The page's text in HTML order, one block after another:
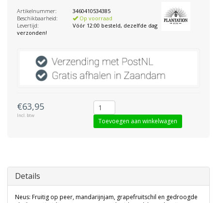
Artikelnummer:
3460410534385
Beschikbaarheid:
Op voorraad
Levertijd:
Vóór 12:00 besteld, dezelfde dag
verzonden!
€63,95
Incl. btw
Toevoegen aan winkelwagen
Details
Neus: Fruitig op peer, mandarijnjam, grapefruitschil en gedroogde